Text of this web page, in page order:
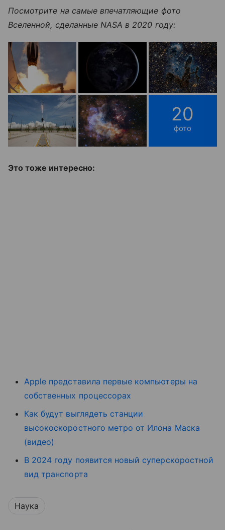
Посмотрите на самые впечатляющие фото
Вселенной, сделанные NASA в 2020 году:
20
фото
Это тоже интересно:
Apple представила первые компьютеры на
собственных процессорах
Как будут выглядеть станции
высокоскоростного метро от Илона Маска
(видео)
В 2024 году появится новый суперскоростной
вид транспорта
Наука